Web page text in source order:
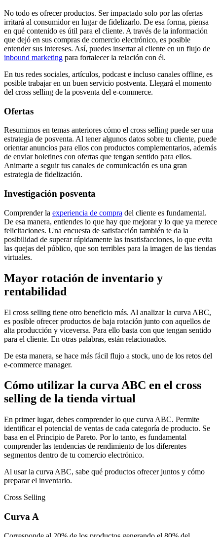
No todo es ofrecer productos. Ser impactado solo por las ofertas
irritará al consumidor en lugar de fidelizarlo. De esa forma, piensa
en qué contenido es útil para el cliente. A través de la información
que dejó en sus compras de comercio electrónico, es posible
entender sus intereses. Así, puedes insertar al cliente en un flujo de
inbound marketing para fortalecer la relación con él.
En tus redes sociales, artículos, podcast e incluso canales offline, es
posible trabajar en un buen servicio postventa. Llegará el momento
del cross selling de la posventa del e-commerce.
Ofertas
Resumimos en temas anteriores cómo el cross selling puede ser una
estrategia de posventa. Al tener algunos datos sobre tu cliente, puede
orientar anuncios para ellos con productos complementarios, además
de enviar boletines con ofertas que tengan sentido para ellos.
Animarte a seguir tus canales de comunicación es una gran
estrategia de fidelización.
Investigación posventa
Comprender la experiencia de compra del cliente es fundamental.
De esa manera, entiendes lo que hay que mejorar y lo que ya merece
felicitaciones. Una encuesta de satisfacción también te da la
posibilidad de superar rápidamente las insatisfacciones, lo que evita
las quejas del público, que son terribles para la imagen de las tiendas
virtuales.
Mayor rotación de inventario y
rentabilidad
El cross selling tiene otro beneficio más. Al analizar la curva ABC,
es posible ofrecer productos de baja rotación junto con aquellos de
alta producción y viceversa. Para ello basta con que tengan sentido
para el cliente. En otras palabras, están relacionados.
De esta manera, se hace más fácil flujo a stock, uno de los retos del
e-commerce manager.
Cómo utilizar la curva ABC en el cross
selling de la tienda virtual
En primer lugar, debes comprender lo que curva ABC. Permite
identificar el potencial de ventas de cada categoría de producto. Se
basa en el Principio de Pareto. Por lo tanto, es fundamental
comprender las tendencias de rendimiento de los diferentes
segmentos dentro de tu comercio electrónico.
Al usar la curva ABC, sabe qué productos ofrecer juntos y cómo
preparar el inventario.
Cross Selling
Curva A